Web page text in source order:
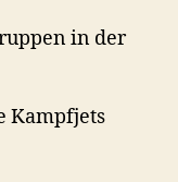
in der
Kampfjets